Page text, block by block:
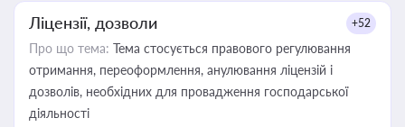
Ліцензії, дозволи +52
Про що тема: Тема стосується правового регулювання
отримання, переоформлення, анулювання ліцензій і
дозволів, необхідних для провадження господарської
діяльності